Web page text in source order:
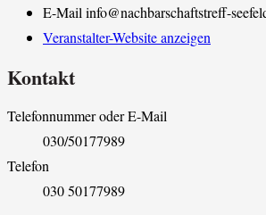
E-Mail info@nachbarschaftstreff-
Veranstalter-Website anzeigen
Kontakt
Telefonnummer oder E-Mail
030/50177989
Telefon
030 50177989